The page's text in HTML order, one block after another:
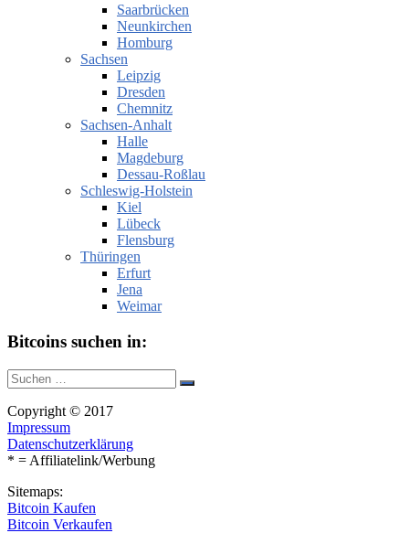
Saarbrücken
Neunkirchen
Homburg
Sachsen
Leipzig
Dresden
Chemnitz
Sachsen-Anhalt
Halle
Magdeburg
Dessau-Roßlau
Schleswig-Holstein
Kiel
Lübeck
Flensburg
Thüringen
Erfurt
Jena
Weimar
Bitcoins suchen in:
Suche
nach:
Suchen
Copyright © 2017
Impressum
Datenschutzerklärung
* = Affiliatelink/Werbung
Sitemaps:
Bitcoin Kaufen
Bitcoin Verkaufen